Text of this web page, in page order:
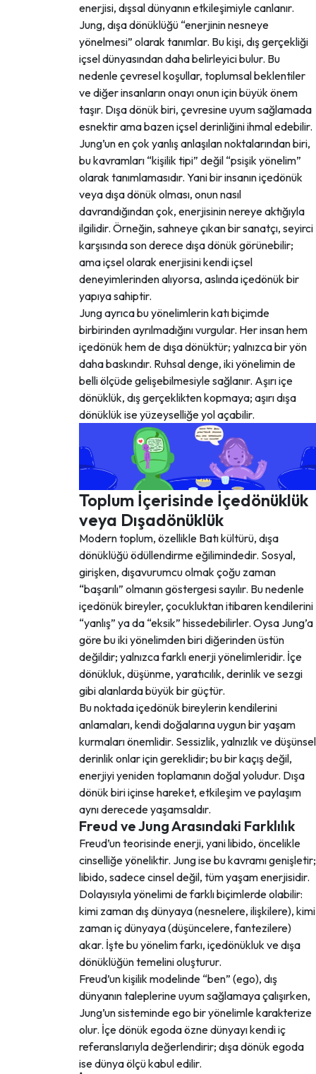
enerjisi, dışsal dünyanın etkileşimiyle canlanır.
Jung, dışa dönüklüğü “enerjinin nesneye
yönelmesi” olarak tanımlar. Bu kişi, dış gerçekliği
içsel dünyasından daha belirleyici bulur. Bu
nedenle çevresel koşullar, toplumsal beklentiler
ve diğer insanların onayı onun için büyük önem
taşır. Dışa dönük biri, çevresine uyum sağlamada
esnektir ama bazen içsel derinliğini ihmal edebilir.
Jung’un en çok yanlış anlaşılan noktalarından biri,
bu kavramları “kişilik tipi” değil “psişik yönelim”
olarak tanımlamasıdır. Yani bir insanın içedönük
veya dışa dönük olması, onun nasıl
davrandığından çok, enerjisinin nereye aktığıyla
ilgilidir. Örneğin, sahneye çıkan bir sanatçı, seyirci
karşısında son derece dışa dönük görünebilir;
ama içsel olarak enerjisini kendi içsel
deneyimlerinden alıyorsa, aslında içedönük bir
yapıya sahiptir.
Jung ayrıca bu yönelimlerin katı biçimde
birbirinden ayrılmadığını vurgular. Her insan hem
içedönük hem de dışa dönüktür; yalnızca bir yön
daha baskındır. Ruhsal denge, iki yönelimin de
belli ölçüde gelişebilmesiyle sağlanır. Aşırı içe
dönüklük, dış gerçeklikten kopmaya; aşırı dışa
dönüklük ise yüzeyselliğe yol açabilir.
Toplum İçerisinde İçedönüklük
veya Dışadönüklük
Modern toplum, özellikle Batı kültürü, dışa
dönüklüğü ödüllendirme eğilimindedir. Sosyal,
girişken, dışavurumcu olmak çoğu zaman
“başarılı” olmanın göstergesi sayılır. Bu nedenle
içedönük bireyler, çocukluktan itibaren kendilerini
“yanlış” ya da “eksik” hissedebilirler. Oysa Jung’a
göre bu iki yönelimden biri diğerinden üstün
değildir; yalnızca farklı enerji yönelimleridir. İçe
dönükluk, düşünme, yaratıcılık, derinlik ve sezgi
gibi alanlarda büyük bir güçtür.
Bu noktada içedönük bireylerin kendilerini
anlamaları, kendi doğalarına uygun bir yaşam
kurmaları önemlidir. Sessizlik, yalnızlık ve düşünsel
derinlik onlar için gereklidir; bu bir kaçış değil,
enerjiyi yeniden toplamanın doğal yoludur. Dışa
dönük biri içinse hareket, etkileşim ve paylaşım
aynı derecede yaşamsaldır.
Freud ve Jung Arasındaki Farklılık
Freud’un teorisinde enerji, yani libido, öncelikle
cinselliğe yöneliktir. Jung ise bu kavramı genişletir;
libido, sadece cinsel değil, tüm yaşam enerjisidir.
Dolayısıyla yönelimi de farklı biçimlerde olabilir:
kimi zaman dış dünyaya (nesnelere, ilişkilere), kimi
zaman iç dünyaya (düşüncelere, fantezilere)
akar. İşte bu yönelim farkı, içedönükluk ve dışa
dönüklüğün temelini oluşturur.
Freud’un kişilik modelinde “ben” (ego), dış
dünyanın taleplerine uyum sağlamaya çalışırken,
Jung’un sisteminde ego bir yönelimle karakterize
olur. İçe dönük egoda özne dünyayı kendi iç
referanslarıyla değerlendirir; dışa dönük egoda
ise dünya ölçü kabul edilir.